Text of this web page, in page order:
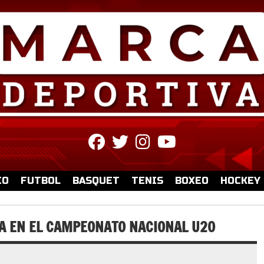
fab
fa-
facebook
fab
fa-
twitter
fab
fa-
instagram
fa-
youtube
FUTBOL BASQUET TENIS BOXEO HOCKEY
EN EL CAMPEONATO NACIONAL U20